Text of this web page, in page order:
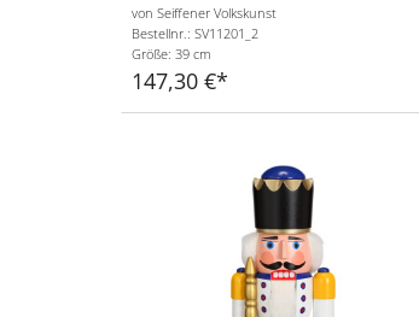
von Seiffener Volkskunst
Bestellnr.: SV11201_2
Größe: 39 cm
147,30 €